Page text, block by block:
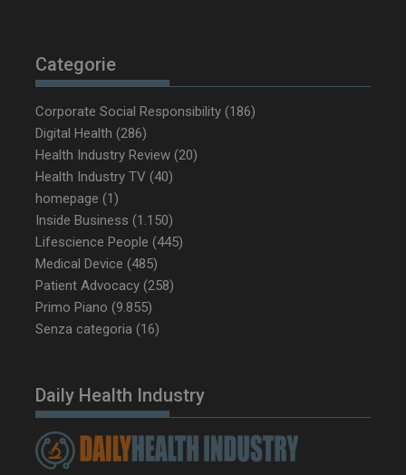
Categorie
Corporate Social Responsibility (186)
Digital Health (286)
Health Industry Review (20)
Health Industry TV (40)
homepage (1)
Inside Business (1.150)
Lifescience People (445)
Medical Device (485)
Patient Advocacy (258)
Primo Piano (9.855)
Senza categoria (16)
Daily Health Industry
_ga_Z2VT792F98
ironfish-tracking-
enable